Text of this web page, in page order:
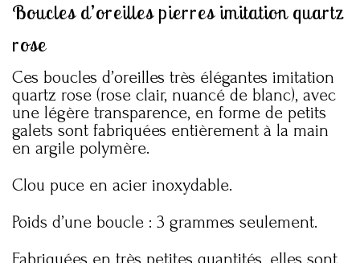
Boucles d’oreilles pierres imitation quartz
rose
Ces boucles d’oreilles très élégantes imitation
quartz rose (rose clair, nuancé de blanc), avec
une légère transparence, en forme de petits
galets sont fabriquées entièrement à la main
en argile polymère.
Clou puce en acier inoxydable.
Poids d’une boucle : 3 grammes seulement.
Fabriquées en très petites quantités, elles sont